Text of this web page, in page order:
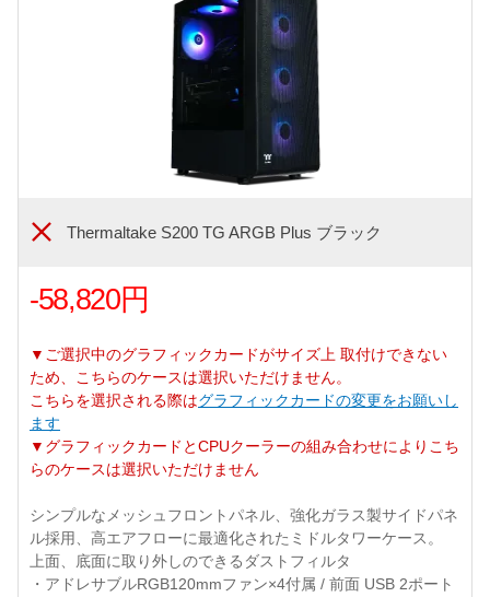
Thermaltake S200 TG ARGB Plus ブラック
-58,820円
▼ご選択中のグラフィックカードがサイズ上 取付けできない
ため、こちらのケースは選択いただけません。
こちらを選択される際はグラフィックカードの変更をお願いし
ます
▼グラフィックカードとCPUクーラーの組み合わせによりこち
らのケースは選択いただけません
シンプルなメッシュフロントパネル、強化ガラス製サイドパネ
ル採用、高エアフローに最適化されたミドルタワーケース。
上面、底面に取り外しのできるダストフィルタ
・アドレサブルRGB120mmファン×4付属 / 前面 USB 2ポート